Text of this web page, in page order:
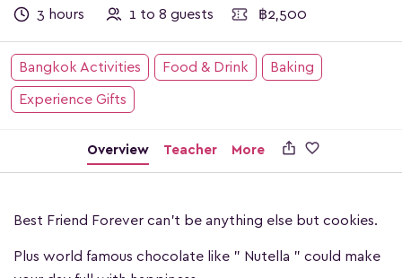
3 hours 1 to 8 guests ฿2,500
Bangkok Activities Food & Drink Baking
Experience Gifts
Overview Teacher More 
Best Friend Forever can't be anything else but cookies.
Plus world famous chocolate like " Nutella " could make